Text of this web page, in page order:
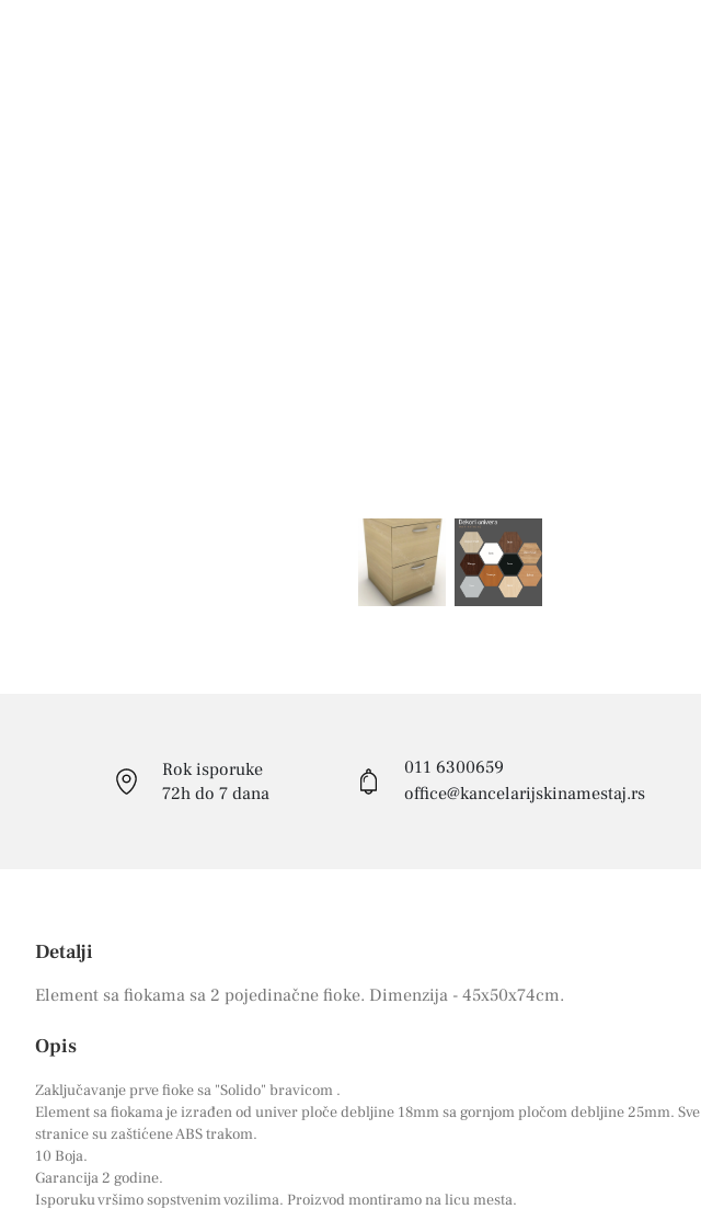
Rok isporuke
72h do 7 dana
011 6300659
office@kancelarijskinamestaj.rs
Detalji
Element sa fiokama sa 2 pojedinačne fioke. Dimenzija - 45x50x74cm.
Opis
Zaključavanje prve fioke sa "Solido" bravicom .
Element sa fiokama je izrađen od univer ploče debljine 18mm sa gornjom pločom debljine 25mm. Sve
stranice su zaštićene ABS trakom.
10 Boja.
Garancija 2 godine.
Isporuku vršimo sopstvenim vozilima. Proizvod montiramo na licu mesta.